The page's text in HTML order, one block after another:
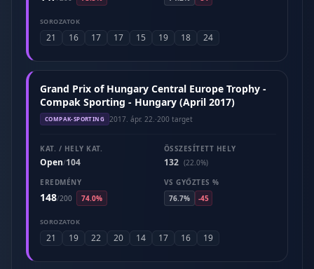
SOROZATOK
21 16 17 17 15 19 18 24
Grand Prix of Hungary Central Europe Trophy -
Compak Sporting - Hungary (April 2017)
COMPAK-SPORTING 2017. ápr. 22. ·200 target
KAT. / HELY KAT.
Open/104
ÖSSZESÍTETT HELY
132 (22.0%)
EREDMÉNY
148/200 74.0%
VS GYŐZTES %
76.7%
-45
SOROZATOK
21 19 22 20 14 17 16 19